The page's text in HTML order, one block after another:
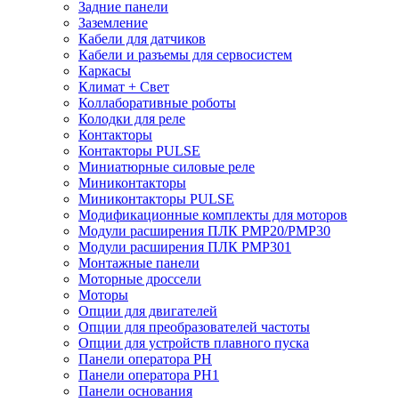
Задние панели
Заземление
Кабели для датчиков
Кабели и разъемы для сервосистем
Каркасы
Климат + Свет
Коллаборативные роботы
Колодки для реле
Контакторы
Контакторы PULSE
Миниатюрные силовые реле
Миниконтакторы
Миниконтакторы PULSE
Модификационные комплекты для моторов
Модули расширения ПЛК PMP20/PMP30
Модули расширения ПЛК PMP301
Монтажные панели
Моторные дроссели
Моторы
Опции для двигателей
Опции для преобразователей частоты
Опции для устройств плавного пуска
Панели оператора PH
Панели оператора PH1
Панели основания